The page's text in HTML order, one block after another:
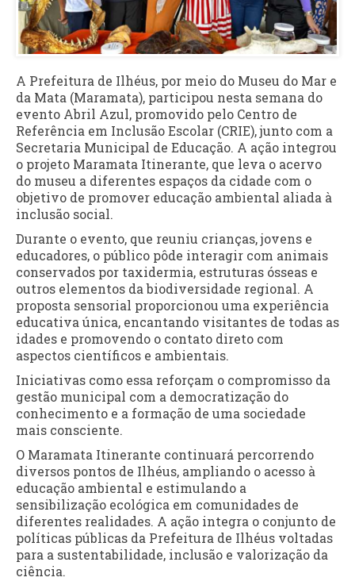
A Prefeitura de Ilhéus, por meio do Museu do Mar e
da Mata (Maramata), participou nesta semana do
evento Abril Azul, promovido pelo Centro de
Referência em Inclusão Escolar (CRIE), junto com a
Secretaria Municipal de Educação. A ação integrou
o projeto Maramata Itinerante, que leva o acervo
do museu a diferentes espaços da cidade com o
objetivo de promover educação ambiental aliada à
inclusão social.
Durante o evento, que reuniu crianças, jovens e
educadores, o público pôde interagir com animais
conservados por taxidermia, estruturas ósseas e
outros elementos da biodiversidade regional. A
proposta sensorial proporcionou uma experiência
educativa única, encantando visitantes de todas as
idades e promovendo o contato direto com
aspectos científicos e ambientais.
Iniciativas como essa reforçam o compromisso da
gestão municipal com a democratização do
conhecimento e a formação de uma sociedade
mais consciente.
O Maramata Itinerante continuará percorrendo
diversos pontos de Ilhéus, ampliando o acesso à
educação ambiental e estimulando a
sensibilização ecológica em comunidades de
diferentes realidades. A ação integra o conjunto de
políticas públicas da Prefeitura de Ilhéus voltadas
para a sustentabilidade, inclusão e valorização da
ciência.